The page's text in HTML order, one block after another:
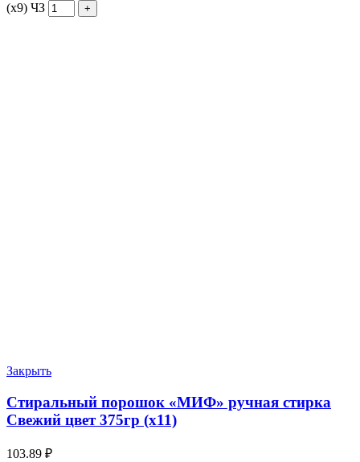
(х9) ЧЗ
Закрыть
Стиральный порошок «МИФ» ручная стирка
Свежий цвет 375гр (х11)
103.89 ₽